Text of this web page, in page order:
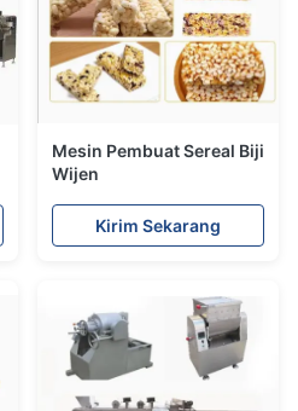
Mesin Pembuat Sereal Biji
Wijen
Kirim Sekarang